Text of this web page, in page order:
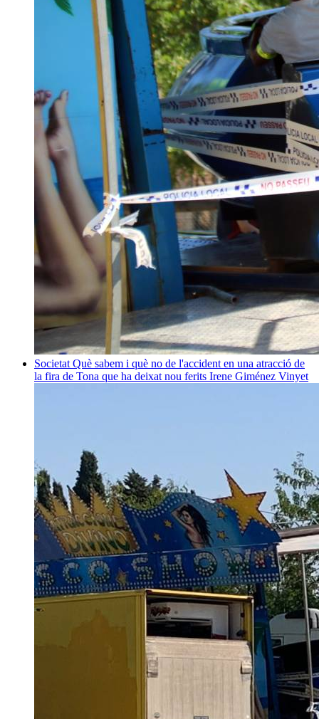
Societat Què sabem i què no de l'accident en una atracció de
la fira de Tona que ha deixat nou ferits Irene Giménez Vinyet